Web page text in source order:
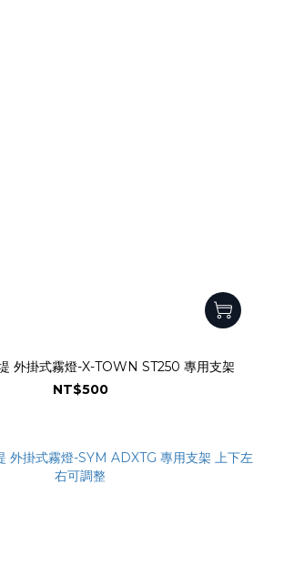
外掛式霧燈-X-TOWN ST250 專用支架
NT$500